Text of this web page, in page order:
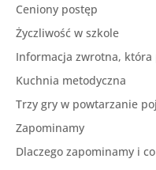
Ceniony postęp
Życzliwość w szkole
Informacja zwrotna,
Kuchnia metodyczna
Trzy gry w powtarzanie
Zapominamy
Dlaczego zapominamy i